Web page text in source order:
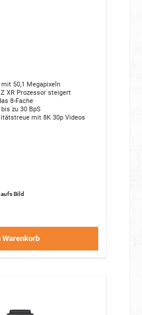
50,1 Megapixeln
XR Prozessor steigert
8-Fache
zu 30 BpS
mit 8K 30p Videos
Bild
Warenkorb